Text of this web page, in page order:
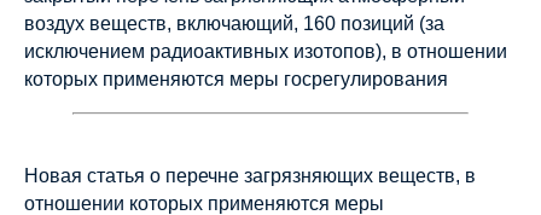
воздух веществ, включающий, 160 позиций (за
исключением радиоактивных изотопов), в отношении
которых применяются меры госрегулирования
Новая статья о перечне загрязняющих веществ, в
отношении которых применяются меры